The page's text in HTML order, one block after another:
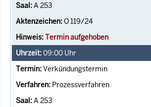
A 253
O 119/24
Termin aufgehoben
09:00 Uhr
Verkündungstermin
Prozessverfahren
A 253